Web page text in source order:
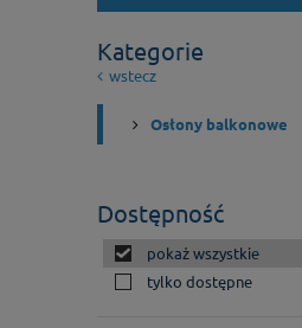
Kategorie
wstecz
Osłony balkonowe
Dostępność
pokaż wszystkie
tylko dostępne